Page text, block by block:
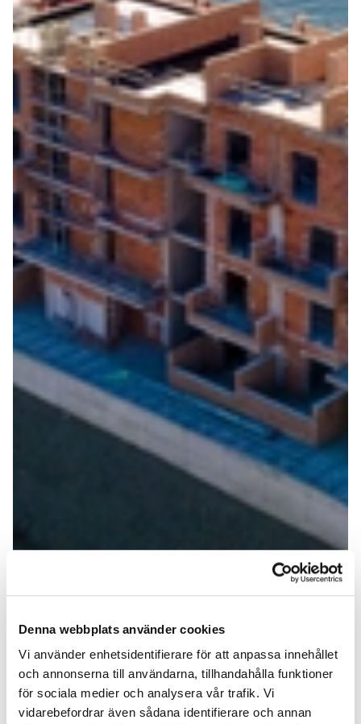
Denna webbplats använder cookies
Vi använder enhetsidentifierare för att anpassa innehållet
och annonserna till användarna, tillhandahålla funktioner
för sociala medier och analysera vår trafik. Vi
vidarebefordrar även sådana identifierare och annan